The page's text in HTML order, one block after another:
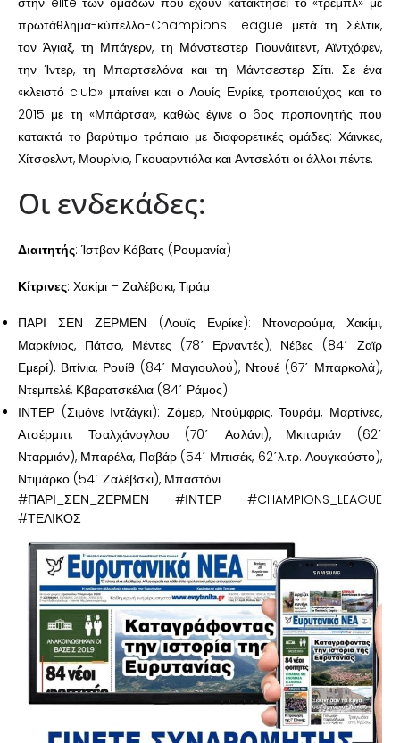
πρωτάθλημα-κύπελλο-Champions League μετά τη Σέλτικ,
τον Άγιαξ, τη Μπάγερν, τη Μάνστεστερ Γιουνάιτεντ, Αϊντχόφεν,
την Ίντερ, τη Μπαρτσελόνα και τη Μάντσεστερ Σίτι. Σε ένα
«κλειστό club» μπαίνει και ο Λουίς Ενρίκε, τροπαιούχος και το
2015 με τη «Μπάρτσα», καθώς έγινε ο 6ος προπονητής που
κατακτά το βαρύτιμο τρόπαιο με διαφορετικές ομάδες: Χάινκες,
Χίτσφελντ, Μουρίνιο, Γκουαρντιόλα και Αντσελότι οι άλλοι πέντε.
Οι ενδεκάδες:
Διαιτητής: Ίστβαν Κόβατς (Ρουμανία)
Κίτρινες: Χακίμι – Ζαλέβσκι, Τιράμ
ΠΑΡΙ ΣΕΝ ΖΕΡΜΕΝ (Λουϊς Ενρίκε): Ντοναρούμα, Χακίμι,
Μαρκίνιος, Πάτσο, Μέντες (78΄ Ερναντές), Νέβες (84΄ Ζαϊρ
Εμερί), Βιτίνια, Ρουίθ (84΄ Μαγιουλού), Ντουέ (67΄ Μπαρκολά),
Ντεμπελέ, Κβαρατσκέλια (84΄ Ράμος)
ΙΝΤΕΡ (Σιμόνε Ιντζάγκι): Ζόμερ, Ντούμφρις, Τουράμ, Μαρτίνες,
Ατσέρμπι, Τσαλχάνογλου (70΄ Ασλάνι), Μκιταριάν (62΄
Νταρμιάν), Μπαρέλα, Παβάρ (54΄ Μπισέκ, 62΄λ.τρ. Αουγκούστο),
Ντιμάρκο (54΄ Ζαλέβσκι), Μπαστόνι
#ΠΑΡΙ_ΣΕΝ_ΖΕΡΜΕΝ #ΙΝΤΕΡ #CHAMPIONS_LEAGUE
#ΤΕΛΙΚΟΣ